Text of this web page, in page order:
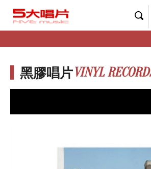
黑膠唱片VINYL